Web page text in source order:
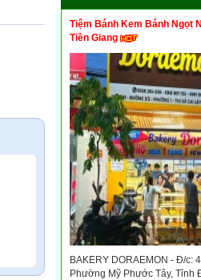
Tiệm Bánh Kem Bánh Ngọt
Tiền Giang
BAKERY DORAEMON - Đ/c:
Phường Mỹ Phước Tây, Tỉnh